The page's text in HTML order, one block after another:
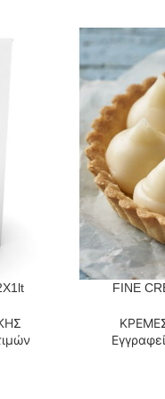
ΔΙΑΒΆΣΤΕ
FINE